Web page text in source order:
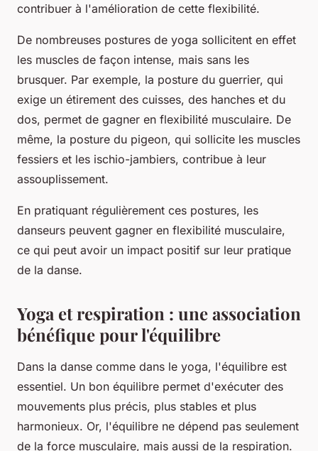
contribuer à l'amélioration de cette flexibilité.
De nombreuses postures de yoga sollicitent en effet
les muscles de façon intense, mais sans les
brusquer. Par exemple, la posture du guerrier, qui
exige un étirement des cuisses, des hanches et du
dos, permet de gagner en flexibilité musculaire. De
même, la posture du pigeon, qui sollicite les muscles
fessiers et les ischio-jambiers, contribue à leur
assouplissement.
En pratiquant régulièrement ces postures, les
danseurs peuvent gagner en flexibilité musculaire,
ce qui peut avoir un impact positif sur leur pratique
de la danse.
Yoga et respiration : une association
bénéfique pour l'équilibre
Dans la danse comme dans le yoga, l'équilibre est
essentiel. Un bon équilibre permet d'exécuter des
mouvements plus précis, plus stables et plus
harmonieux. Or, l'équilibre ne dépend pas seulement
de la force musculaire, mais aussi de la respiration.